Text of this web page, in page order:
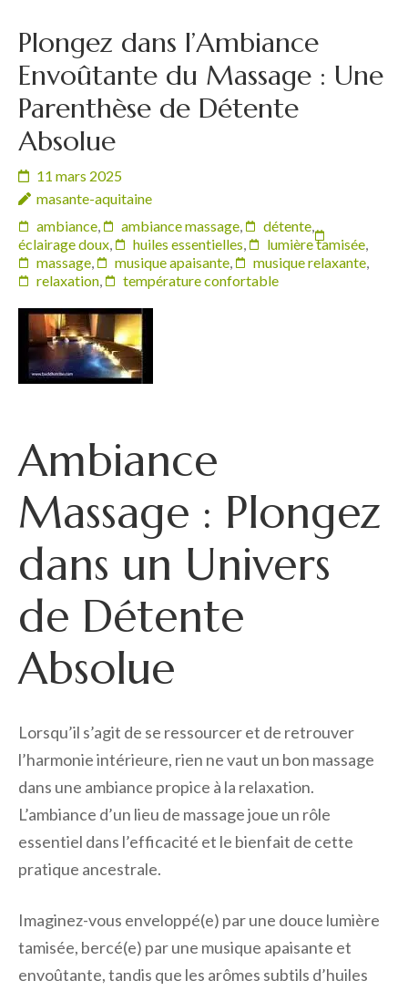
Plongez dans l’Ambiance
Envoûtante du Massage : Une
Parenthèse de Détente
Absolue
11 mars 2025
masante-aquitaine
ambiance, ambiance massage, détente,
éclairage doux, huiles essentielles, lumière tamisée,
massage, musique apaisante, musique relaxante,
relaxation, température confortable
Ambiance
Massage : Plongez
dans un Univers
de Détente
Absolue
Lorsqu’il s’agit de se ressourcer et de retrouver
l’harmonie intérieure, rien ne vaut un bon massage
dans une ambiance propice à la relaxation.
L’ambiance d’un lieu de massage joue un rôle
essentiel dans l’efficacité et le bienfait de cette
pratique ancestrale.
Imaginez-vous enveloppé(e) par une douce lumière
tamisée, bercé(e) par une musique apaisante et
envoûtante, tandis que les arômes subtils d’huiles